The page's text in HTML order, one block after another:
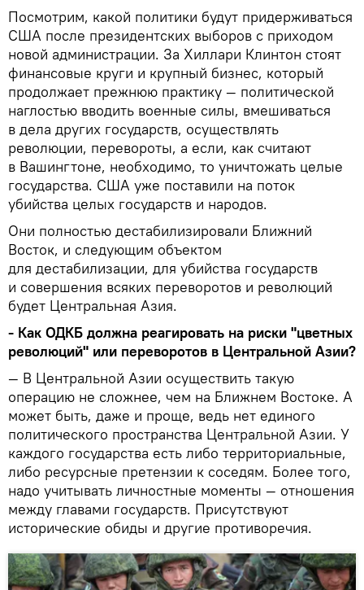
Посмотрим, какой политики будут придерживаться
США после президентских выборов с приходом
новой администрации. За Хиллари Клинтон стоят
финансовые круги и крупный бизнес, который
продолжает прежнюю практику — политической
наглостью вводить военные силы, вмешиваться
в дела других государств, осуществлять
революции, перевороты, а если, как считают
в Вашингтоне, необходимо, то уничтожать целые
государства. США уже поставили на поток
убийства целых государств и народов.
Они полностью дестабилизировали Ближний
Восток, и следующим объектом
для дестабилизации, для убийства государств
и совершения всяких переворотов и революций
будет Центральная Азия.
- Как ОДКБ должна реагировать на риски "цветных
революций" или переворотов в Центральной Азии?
— В Центральной Азии осуществить такую
операцию не сложнее, чем на Ближнем Востоке. А
может быть, даже и проще, ведь нет единого
политического пространства Центральной Азии. У
каждого государства есть либо территориальные,
либо ресурсные претензии к соседям. Более того,
надо учитывать личностные моменты — отношения
между главами государств. Присутствуют
исторические обиды и другие противоречия.